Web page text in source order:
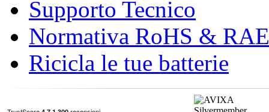
Supporto Tecnico
Normativa RoHS &
Ricicla le tue batterie